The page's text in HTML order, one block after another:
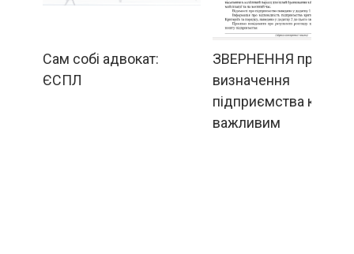
Сам собі адвокат:
ЄСПЛ
ЗВЕРНЕННЯ про
визначення
підприємства
важливим